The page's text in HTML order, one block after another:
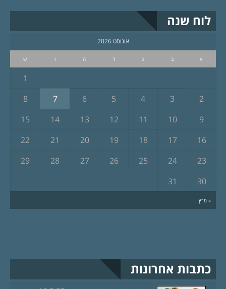
לוח שנה
אוגוסט 2026
א ב ג ד ה ו ש
« מרץ
1
2
3
4
5
6
7
8
9
10
11
12
13
14
15
16
17
18
19
20
21
22
23
24
25
26
27
28
29
30
31
כתבות אחרונות